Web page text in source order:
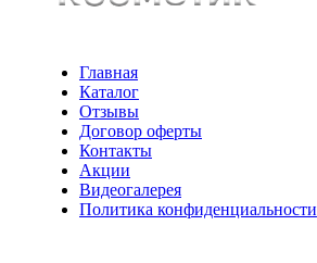
Главная
Каталог
Отзывы
Договор оферты
Контакты
Акции
Видеогалерея
Политика конфиденциальности